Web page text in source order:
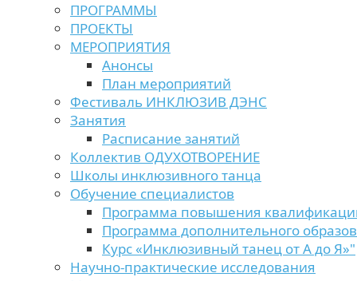
ПРОГРАММЫ
ПРОЕКТЫ
МЕРОПРИЯТИЯ
Анонсы
План мероприятий
Фестиваль ИНКЛЮЗИВ ДЭНС
Занятия
Расписание занятий
Коллектив ОДУХОТВОРЕНИЕ
Школы инклюзивного танца
Обучение специалистов
Программа повышения
Программа дополнительного
Курс «Инклюзивный танец от А до Я»"
Научно-практические исследования